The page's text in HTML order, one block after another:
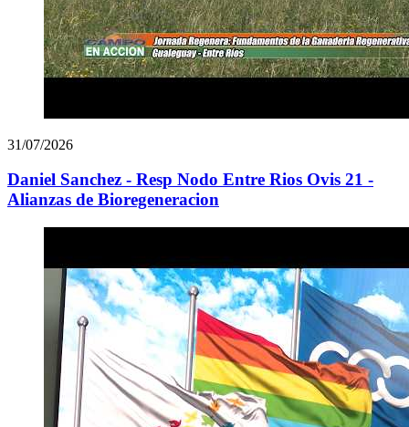
31/07/2026
Daniel Sanchez - Resp Nodo Entre Rios Ovis 21 -
Alianzas de Bioregeneracion